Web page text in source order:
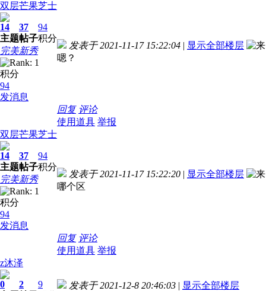
双层芒果芝士
14
主题
37
帖子
94
积分
完美新秀
积分
94
发消息
发表于 2021-11-17 15:22:04 | 显示全部楼层
嗯？
回复 评论
使用道具 举报
双层芒果芝士
14
主题
37
帖子
94
积分
完美新秀
积分
94
发消息
发表于 2021-11-17 15:22:20 | 显示全部楼层
哪个区
回复 评论
使用道具 举报
z沐泽
0
2
9
发表于 2021-12-8 20:46:03 | 显示全部楼层